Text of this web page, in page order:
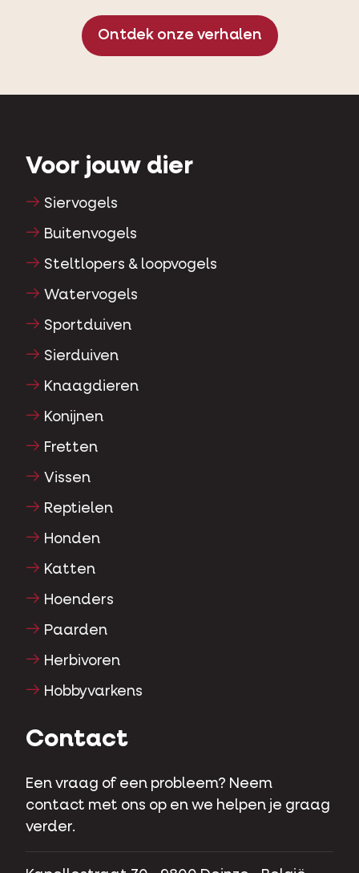
Ontdek onze verhalen
Voor jouw dier
Siervogels
Buitenvogels
Steltlopers & loopvogels
Watervogels
Sportduiven
Sierduiven
Knaagdieren
Konijnen
Fretten
Vissen
Reptielen
Honden
Katten
Hoenders
Paarden
Herbivoren
Hobbyvarkens
Contact
Een vraag of een probleem? Neem
contact met ons op en we helpen je graag
verder.